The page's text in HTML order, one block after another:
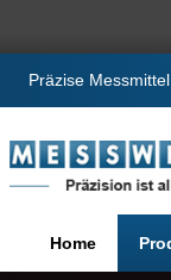
Präzise
Home